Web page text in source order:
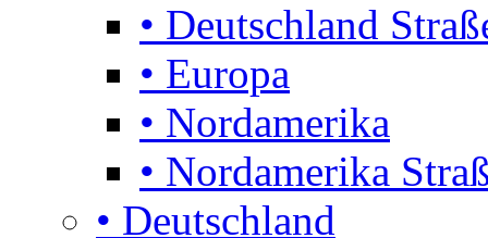
• Deutschland
• Europa
• Nordamerika
• Nordamerika
• Deutschland